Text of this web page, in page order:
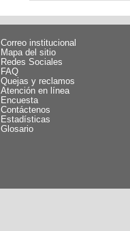
Correo institucional
Mapa del sitio
Redes Sociales
FAQ
Quejas y reclamos
Atención en línea
Encuesta
Contáctenos
Estadísticas
Glosario